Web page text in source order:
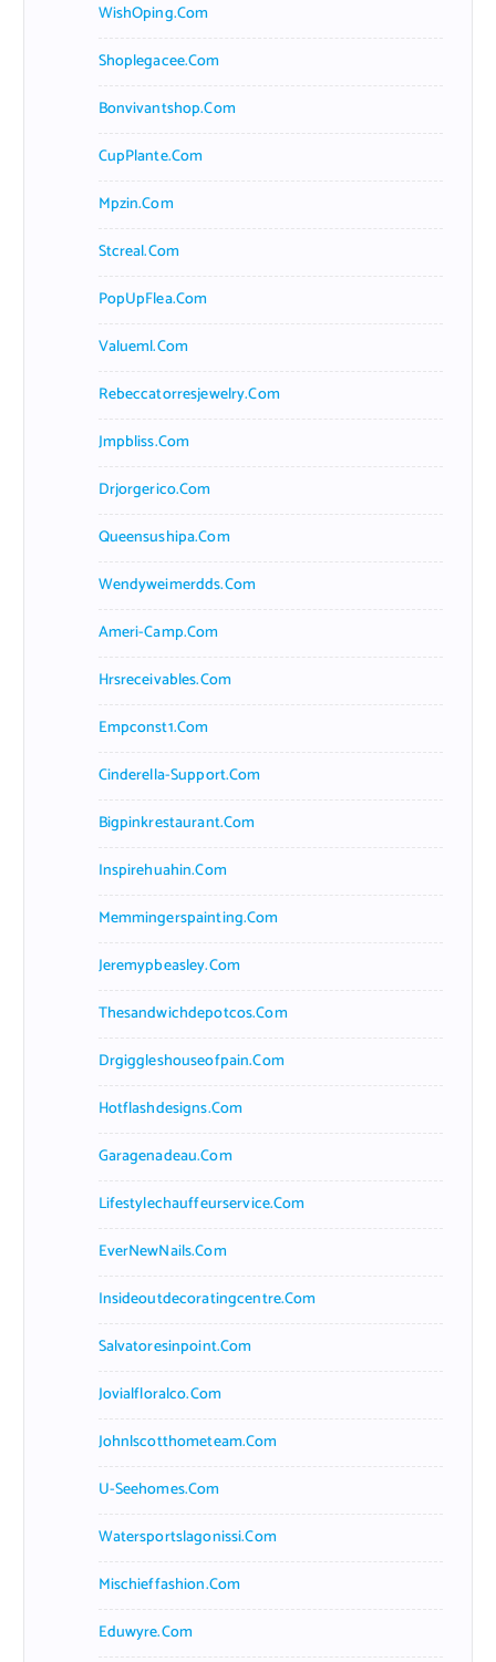
WishOping.com
Shoplegacee.com
Bonvivantshop.com
CupPlante.com
Mpzin.com
Stcreal.com
PopUpFlea.com
Valueml.com
Rebeccatorresjewelry.com
Jmpbliss.com
Drjorgerico.com
Queensushipa.com
Wendyweimerdds.com
Ameri-Camp.com
Hrsreceivables.com
Empconst1.com
Cinderella-Support.com
Bigpinkrestaurant.com
Inspirehuahin.com
Memmingerspainting.com
Jeremypbeasley.com
Thesandwichdepotcos.com
Drgiggleshouseofpain.com
Hotflashdesigns.com
Garagenadeau.com
Lifestylechauffeurservice.com
EverNewNails.com
Insideoutdecoratingcentre.com
Salvatoresinpoint.com
Jovialfloralco.com
Johnlscotthometeam.com
U-Seehomes.com
Watersportslagonissi.com
Mischieffashion.com
Eduwyre.com